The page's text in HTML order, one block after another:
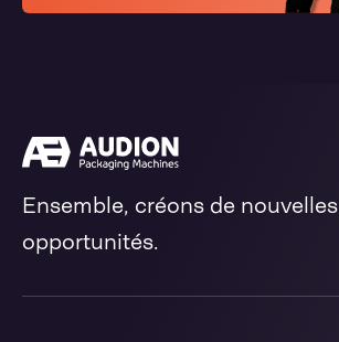
Ensemble, créons de nouvelles
opportunités.